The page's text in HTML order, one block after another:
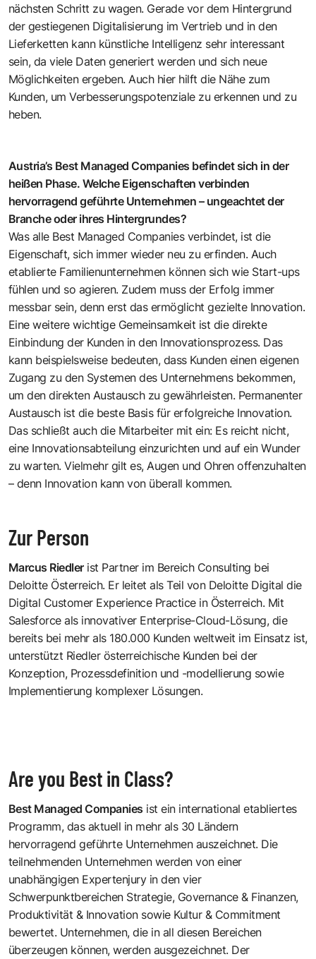
nächsten Schritt zu wagen. Gerade vor dem Hintergrund
der gestiegenen Digitalisierung im Vertrieb und in den
Lieferketten kann künstliche Intelligenz sehr interessant
sein, da viele Daten generiert werden und sich neue
Möglichkeiten ergeben. Auch hier hilft die Nähe zum
Kunden, um Verbesserungspotenziale zu erkennen und zu
heben.
Austria’s Best Managed Companies befindet sich in der
heißen Phase. Welche Eigenschaften verbinden
hervorragend geführte Unternehmen – ungeachtet der
Branche oder ihres Hintergrundes?
Was alle Best Managed Companies verbindet, ist die
Eigenschaft, sich immer wieder neu zu erfinden. Auch
etablierte Familienunternehmen können sich wie Start-ups
fühlen und so agieren. Zudem muss der Erfolg immer
messbar sein, denn erst das ermöglicht gezielte Innovation.
Eine weitere wichtige Gemeinsamkeit ist die direkte
Einbindung der Kunden in den Innovationsprozess. Das
kann beispielsweise bedeuten, dass Kunden einen eigenen
Zugang zu den Systemen des Unternehmens bekommen,
um den direkten Austausch zu gewährleisten. Permanenter
Austausch ist die beste Basis für erfolgreiche Innovation.
Das schließt auch die Mitarbeiter mit ein: Es reicht nicht,
eine Innovationsabteilung einzurichten und auf ein Wunder
zu warten. Vielmehr gilt es, Augen und Ohren offenzuhalten
– denn Innovation kann von überall kommen.
Zur Person
Marcus Riedler ist Partner im Bereich Consulting bei
Deloitte Österreich. Er leitet als Teil von Deloitte Digital die
Digital Customer Experience Practice in Österreich. Mit
Salesforce als innovativer Enterprise-Cloud-Lösung, die
bereits bei mehr als 180.000 Kunden weltweit im Einsatz ist,
unterstützt Riedler österreichische Kunden bei der
Konzeption, Prozessdefinition und -modellierung sowie
Implementierung komplexer Lösungen.
Are you Best in Class?
Best Managed Companies ist ein international etabliertes
Programm, das aktuell in mehr als 30 Ländern
hervorragend geführte Unternehmen auszeichnet. Die
teilnehmenden Unternehmen werden von einer
unabhängigen Expertenjury in den vier
Schwerpunktbereichen Strategie, Governance & Finanzen,
Produktivität & Innovation sowie Kultur & Commitment
bewertet. Unternehmen, die in all diesen Bereichen
überzeugen können, werden ausgezeichnet. Der